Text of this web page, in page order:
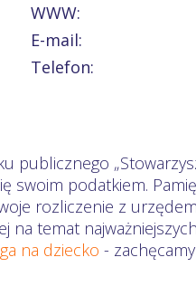
WWW:
E-mail:
Telefon:
publicznego
swoim podatkiem.
rozliczenie z
na temat
na dziecko -